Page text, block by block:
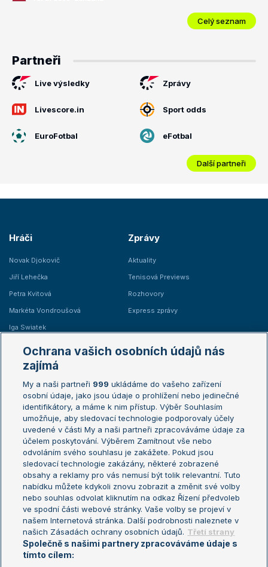
Celý seznam
Partneři
Live výsledky Zprávy
Livescore.in Sport odds
EuroFotbal eFotbal
Další partneři
Hráči
Novak Djokovič
Jiří Lehečka
Petra Kvitová
Markéta Vondroušová
Iga Swiatek
Zprávy
Aktuality
Tenisová Previews
Rozhovory
Express zprávy
Žebříčky
Žebříček ATP (muži)
Žebříček WTA (ženy)
Sázkařský žebříček
Australian Open
French Open
Wimbledon
US Open
Turnaj mistrů
Turnaj mistryň
Aktualní trendy
Fotbalové přestupy
Livesport Daily
LS Prague Open
Ochrana vašich osobních údajů nás
zajímá
My a naši partneři 999 ukládáme do vašeho zařízení
osobní údaje, jako jsou údaje o prohlížení nebo jedinečné
identifikátory, a máme k nim přístup. Výběr Souhlasím
umožňuje, aby sledovací technologie podporovaly účely
uvedené v části My a naši partneři zpracováváme údaje za
účelem poskytování. Výběrem Zamítnout vše nebo
odvoláním svého souhlasu je zakážete. Pokud jsou
sledovací technologie zakázány, některé zobrazené
obsahy a reklamy pro vás nemusí být tolik relevantní. Tuto
nabídku můžete kdykoli znovu zobrazit a změnit své volby
nebo souhlas odvolat kliknutím na odkaz Řízení předvoleb
ve spodní části webové stránky. Vaše volby se projeví v
našem Internetová stránka. Další podrobnosti naleznete v
našich Zásadách ochrany osobních údajů. Třetí strany
Společně s našimi partnery zpracováváme údaje s
tímto cílem: